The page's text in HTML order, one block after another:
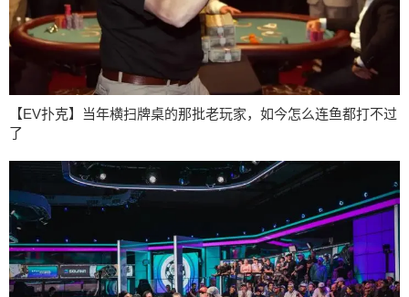
【EV扑克】当年横扫牌桌的那批老玩家，如今怎么连鱼都打不过
了